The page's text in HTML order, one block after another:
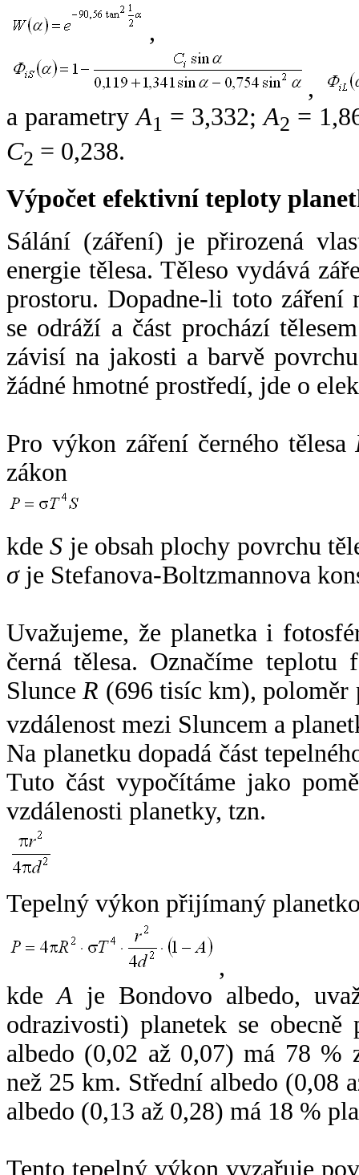
,
,
a parametryA1 = 3,332;A2 =
C2 = 0,238.
Výpočet efektivní teploty
Sálání (záření) je přirozená
energie tělesa. Těleso vydává
prostoru. Dopadne-li toto záření
se odráží a část prochází
závisí na jakosti a barvě
žádné hmotné prostředí, jde o
Pro výkon záření černého tělesa
zákon
kdeS je obsah plochy povrchu
σje Stefanova-Boltzmannova
Uvažujeme, že planetka i
černá tělesa. Označíme
SlunceR (696 tisíc km),
vzdálenost mezi Sluncem a
Na planetku dopadá část
Tuto část vypočítáme jako
vzdálenosti planetky, tzn.
Tepelný výkon přijímaný
,
kdeA je Bondovo albedo,
odrazivosti) planetek se
albedo (0,02 až 0,07) má 78 %
než 25 km. Střední albedo (0,08
albedo (0,13 až 0,28) má 18 %
Tento tepelný výkon vyzařuje